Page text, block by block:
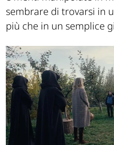
sembrare di trovarsi in
più che in un semplice